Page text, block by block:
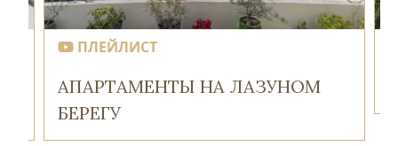
ПЛЕЙЛИСТ
АПАРТАМЕНТЫ НА ЛАЗУНОМ
БЕРЕГУ